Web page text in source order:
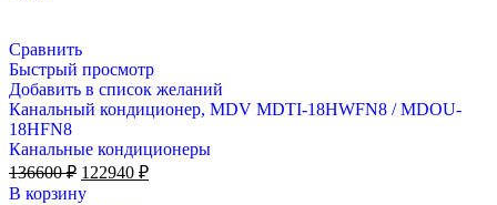
Сравнить
Быстрый просмотр
Добавить в список желаний
Канальный кондиционер, MDV MDTI-18HWFN8 / MDOU-
18HFN8
Канальные кондиционеры
136600₽ Первоначальная
цена
122940 ₽Текущая
В корзину